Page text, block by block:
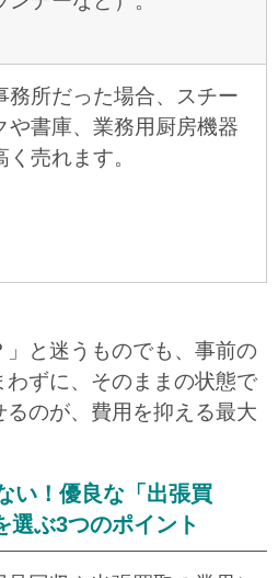
務所だった場合、スチー
や書庫、業務用厨房機器
く売れます。
」と迷うものでも、事前の
ずに、そのままの状態で
のが、費用を抑える最大
い！優良な「出張買
選ぶ3つのポイント